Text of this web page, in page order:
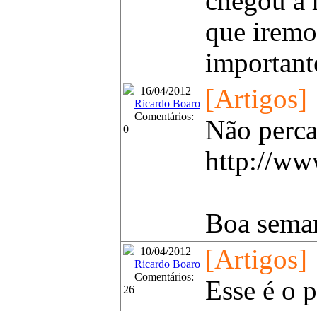
que
16/04/2012
Ricardo Boaro
Comentários:
0
[Artigos]
Não
http://
Boa
10/04/2012
Ricardo Boaro
Comentários:
26
[Artigos]
Esse é o